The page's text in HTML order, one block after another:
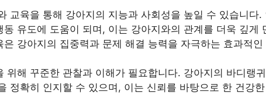
교육을 통해 강아지의 지능과 사회성을 높일 수 있습니다
동 유도에 도움이 되며, 이는 강아지와의 관계를 더욱 깊게
강아지의 집중력과 문제 해결 능력을 자극하는 효과적인
위해 꾸준한 관찰과 이해가 필요합니다. 강아지의 바디랭
정확히 인지할 수 있으며, 이는 신뢰를 바탕으로 한 건강